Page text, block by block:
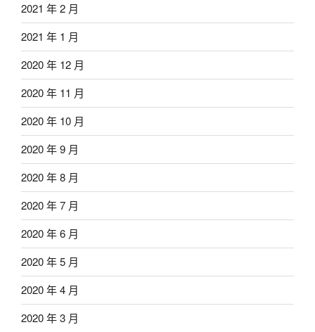
2021 年 2 月
2021 年 1 月
2020 年 12 月
2020 年 11 月
2020 年 10 月
2020 年 9 月
2020 年 8 月
2020 年 7 月
2020 年 6 月
2020 年 5 月
2020 年 4 月
2020 年 3 月